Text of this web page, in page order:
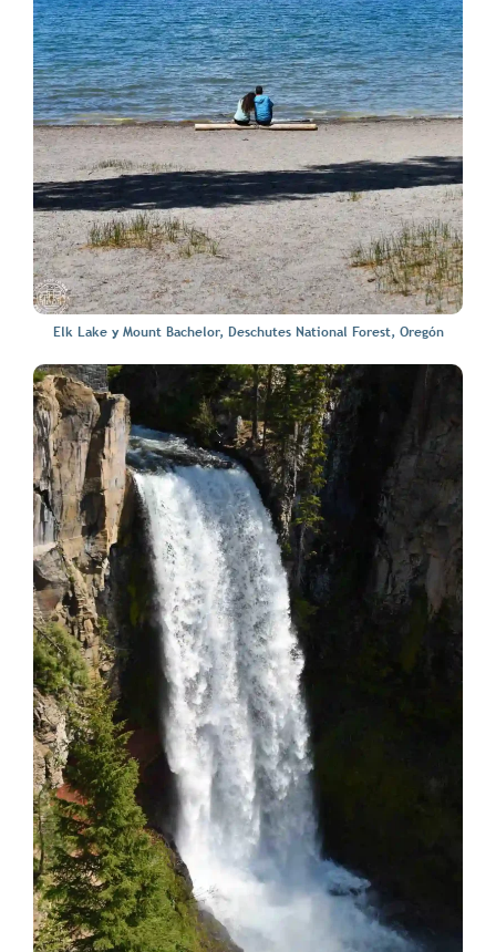
Elk Lake y Mount Bachelor, Deschutes National Forest, Oregón